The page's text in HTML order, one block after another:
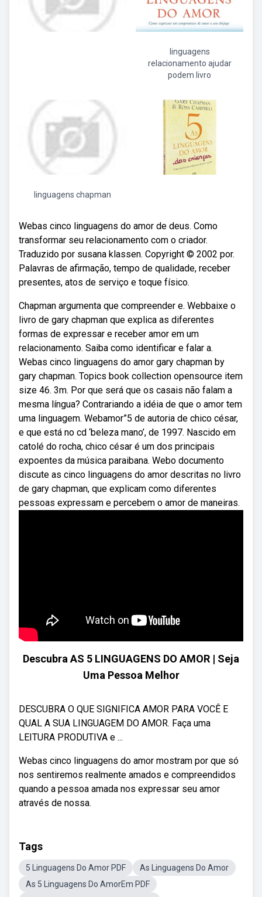
linguagens
relacionamento ajudar
podem livro
linguagens chapman
Webas cinco linguagens do amor de deus. Como
transformar seu relacionamento com o criador.
Traduzido por susana klassen. Copyright © 2002 por.
Palavras de afirmação, tempo de qualidade, receber
presentes, atos de serviço e toque físico.
Chapman argumenta que compreender e. Webbaixe o
livro de gary chapman que explica as diferentes
formas de expressar e receber amor em um
relacionamento. Saiba como identificar e falar a.
Webas cinco linguagens do amor gary chapman by
gary chapman. Topics book collection opensource item
size 46. 3m. Por que será que os casais não falam a
mesma língua? Contrariando a idéia de que o amor tem
uma linguagem. Webamor”5 de autoria de chico césar,
e que está no cd ‘beleza mano’, de 1997. Nascido em
catolé do rocha, chico césar é um dos principais
expoentes da música paraibana. Webo documento
discute as cinco linguagens do amor descritas no livro
de gary chapman, que explicam como diferentes
pessoas expressam e percebem o amor de maneiras.
Descubra AS 5 LINGUAGENS DO AMOR | Seja
Uma Pessoa Melhor
DESCUBRA O QUE SIGNIFICA AMOR PARA VOCÊ E
QUAL A SUA LINGUAGEM DO AMOR. Faça uma
LEITURA PRODUTIVA e ...
Webas cinco linguagens do amor mostram por que só
nos sentiremos realmente amados e compreendidos
quando a pessoa amada nos expressar seu amor
através de nossa.
Tags
5 Linguagens Do Amor PDF
As Linguagens Do Amor
As 5 Linguagens Do AmorEm PDF